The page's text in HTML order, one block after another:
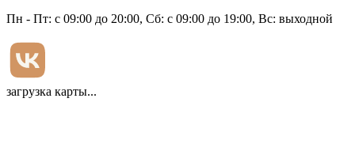
Пн - Пт: с 09:00 до 20:00, Сб: с 09:00 до 19:00, Вс: выходной
загрузка карты...